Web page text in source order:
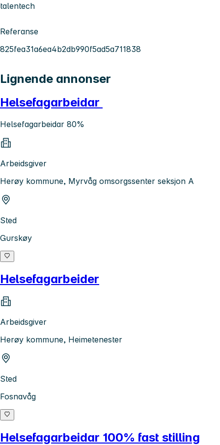
talentech
Referanse
825fea31a6ea4b2db990f5ad5a711838
Lignende annonser
Helsefagarbeidar
Helsefagarbeidar 80%
Arbeidsgiver
Herøy kommune, Myrvåg omsorgssenter seksjon A
Sted
Gurskøy
Helsefagarbeider
Arbeidsgiver
Herøy kommune, Heimetenester
Sted
Fosnavåg
Helsefagarbeidar 100% fast stilling